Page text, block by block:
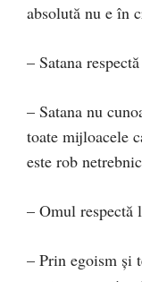
absolută nu e în
– Satana
– Satana nu
toate mijloacele
este rob
– Omul respectă
– Prin egoism şi